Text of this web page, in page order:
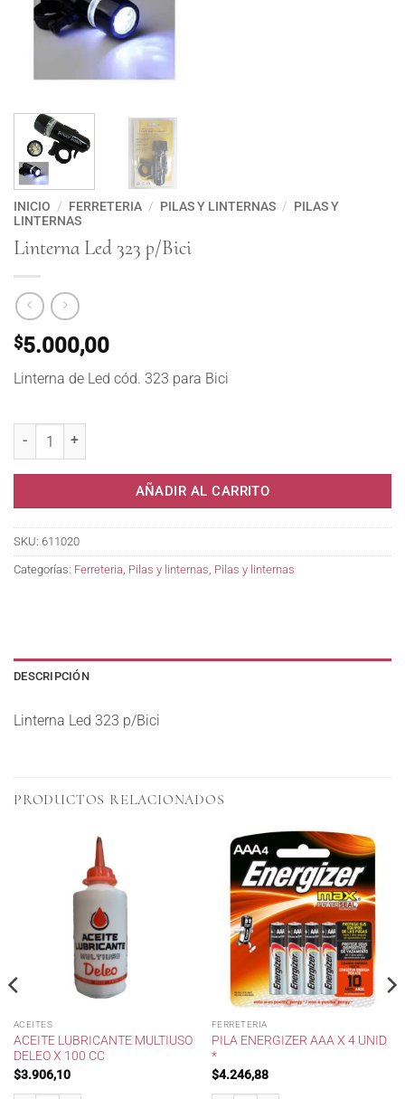
INICIO / FERRETERIA / PILAS Y LINTERNAS / PILAS Y
LINTERNAS
Linterna Led 323 p/Bici
$5.000,00
Linterna de Led cód. 323 para Bici
AÑADIR AL CARRITO
SKU: 611020
Categorías: Ferreteria Pilas y linternas Pilas y linternas
DESCRIPCIÓN
Linterna Led 323 p/Bici
PRODUCTOS RELACIONADOS
ACEITES
ACEITE LUBRICANTE MULTIUSO
DELEO X 100 CC
$3.906,10
FERRETERIA
PILA ENERGIZER AAA X 4 UNID
*
$4.246,88